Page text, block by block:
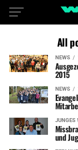
All
NEWS
2015
NEWS
JUNGES
und